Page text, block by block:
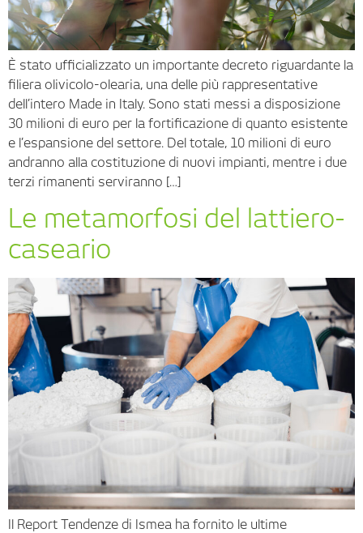
È stato ufficializzato un importante decreto riguardante la
filiera olivicolo-olearia, una delle più rappresentative
dell’intero Made in Italy. Sono stati messi a disposizione
30 milioni di euro per la fortificazione di quanto esistente
e l’espansione del settore. Del totale, 10 milioni di euro
andranno alla costituzione di nuovi impianti, mentre i due
terzi rimanenti serviranno […]
Le metamorfosi del lattiero-
caseario
Il Report Tendenze di Ismea ha fornito le ultime